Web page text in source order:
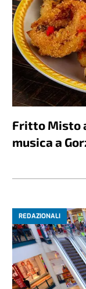
Fritto Misto
musica a
REDAZIONALI